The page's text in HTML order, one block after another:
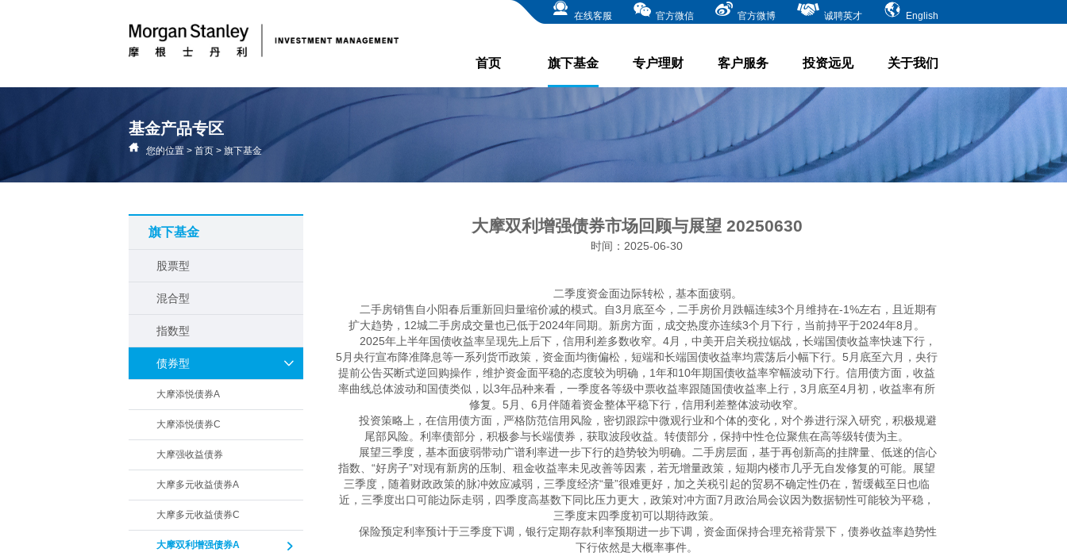
在线客服 官方微信 官方微博 诚聘英才 English
首页 旗下基金 专户理财 客户服务 投资远见 关于我们
基金产品专区
您的位置 > 首页 > 旗下基金
旗下基金
股票型
混合型
指数型
债券型
大摩添悦债券A
大摩添悦债券C
大摩强收益债券
大摩多元收益债券A
大摩多元收益债券C
大摩双利增强债券A
大摩双利增强债券市场回顾与展望 20250630
时间：2025-06-30
二季度资金面边际转松，基本面疲弱。
二手房销售自小阳春后重新回归量缩价减的模式。自3月底至今，二手房价月跌幅连续3个月维持在-1%左右，且近期有
扩大趋势，12城二手房成交量也已低于2024年同期。新房方面，成交热度亦连续3个月下行，当前持平于2024年8月。
2025年上半年国债收益率呈现先上后下，信用利差多数收窄。4月，中美开启关税拉锯战，长端国债收益率快速下行，
5月央行宣布降准降息等一系列货币政策，资金面均衡偏松，短端和长端国债收益率均震荡后小幅下行。5月底至六月，央行
提前公告买断式逆回购操作，维护资金面平稳的态度较为明确，1年和10年期国债收益率窄幅波动下行。信用债方面，收益
率曲线总体波动和国债类似，以3年品种来看，一季度各等级中票收益率跟随国债收益率上行，3月底至4月初，收益率有所
修复。5月、6月伴随着资金整体平稳下行，信用利差整体波动收窄。
投资策略上，在信用债方面，严格防范信用风险，密切跟踪中微观行业和个体的变化，对个券进行深入研究，积极规避
尾部风险。利率债部分，积极参与长端债券，获取波段收益。转债部分，保持中性仓位聚焦在高等级转债为主。
展望三季度，基本面疲弱带动广谱利率进一步下行的趋势较为明确。二手房层面，基于再创新高的挂牌量、低迷的信心
指数、“好房子”对现有新房的压制、租金收益率未见改善等因素，若无增量政策，短期内楼市几乎无自发修复的可能。展望
三季度，随着财政政策的脉冲效应减弱，三季度经济“量”很难更好，加之关税引起的贸易不确定性仍在，暂缓截至日也临
近，三季度出口可能边际走弱，四季度高基数下同比压力更大，政策对冲方面7月政治局会议因为数据韧性可能较为平稳，
三季度末四季度初可以期待政策。
保险预定利率预计于三季度下调，银行定期存款利率预期进一步下调，资金面保持合理充裕背景下，债券收益率趋势性
下行依然是大概率事件。